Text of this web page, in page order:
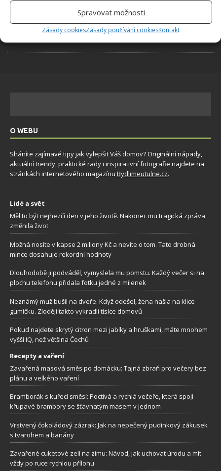
Spravovat možnosti
Zásady cookiesZásady používání cookiesKontakt
Kuchyňská sůl jako efektivní služebník při
čištění domácnosti: Poradí si i s troubou a
potrubím
O WEBU
Sháníte zajímavé tipy jak vylepšit Váš domov? Originální nápady,
aktuální trendy, praktické rady i inspirativní fotografie najdete na
stránkách internetového magazínu Bydlimeutulne.cz.
Lidé a svět
Měl to být nejhezčí den v jeho životě. Nakonec mu tragická zpráva
změnila život
Možná nosíte v kapse 2 miliony Kč a nevíte o tom. Tato drobná
mince dosahuje rekordní hodnoty
Dlouhodobě ji podváděl, vymyslela mu pomstu. Každý večer si na
plochu telefonu přidala fotku jedné z milenek
Neznámý muž bušil na dveře. Když odešel, žena našla na klice
gumičku. Zloději takto vykradli tisíce domovů
Pokud najdete skrytý citron mezi jablky a hruškami, máte mnohem
vyšší IQ, než většina Čechů
Recepty a vaření
Zavařená masová směs po domácku: Tajná zbraň pro večery bez
plánu a velkého vaření
Bramborák s kuřecí směsí: Poctivá a rychlá večeře, která spojí
křupavé brambory se šťavnatým masem v jednom
Vrstvený čokoládový zázrak: Jak na nepečený pudinkový zákusek
s tvarohem a banány
Zavařené cuketové zelí na zimu: Návod, jak uchovat úrodu a mít
vždy po ruce rychlou přílohu